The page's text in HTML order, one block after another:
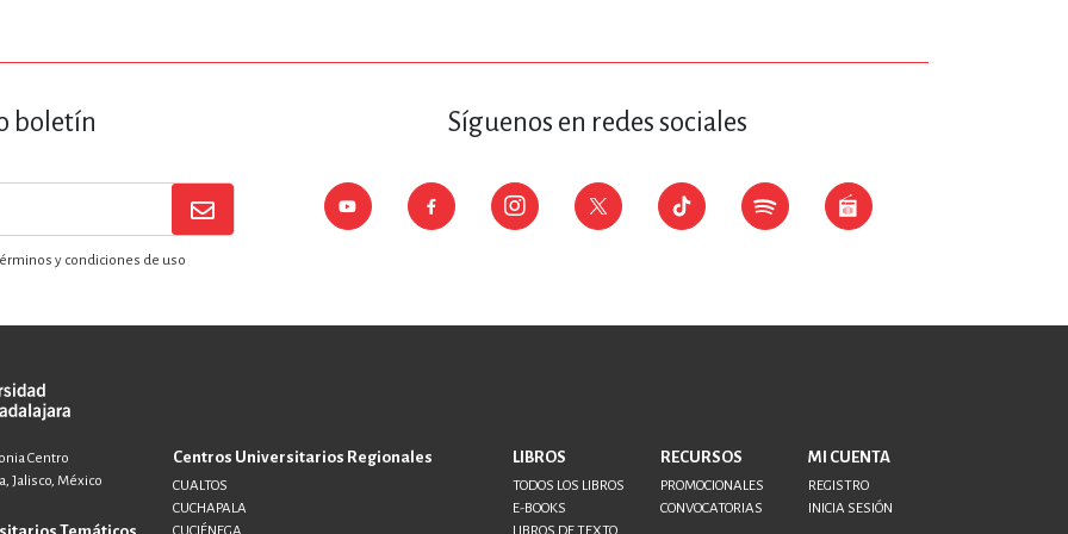
boletín
y condiciones de uso
Síguenos en redes sociales
Centro
Jalisco, México
Centros Universitarios Regionales
CUALTOS
CUCHAPALA
LIBROS
TODOS LOS LIBROS
E-BOOKS
RECURSOS
PROMOCIONALES
CONVOCATORIAS
MI CUENTA
REGISTRO
INICIA SESIÓN